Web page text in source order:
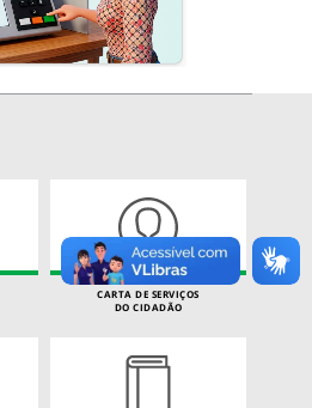
CARTA DE SERVIÇOS
DO CIDADÃO